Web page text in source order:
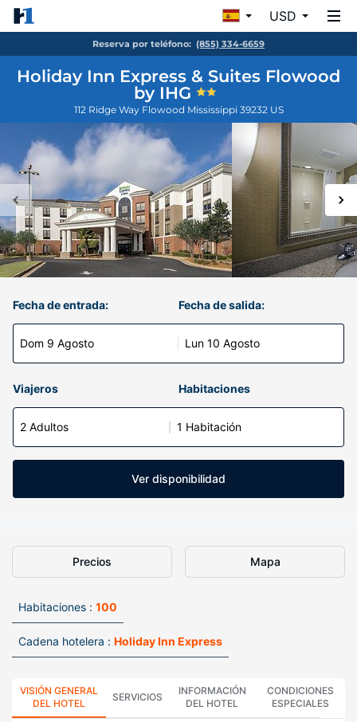
USD
Reserva por teléfono: (855) 334-6659
Holiday Inn Express & Suites Flowood
by IHG
112 Ridge Way Flowood Mississippi 39232 US
Fecha de entrada:
Dom 9 Agosto
Fecha de salida:
Lun 10 Agosto
Viajeros Habitaciones
2 Adultos 1 Habitación
Ver disponibilidad
Precios Mapa
Habitaciones : 100
Cadena hotelera : Holiday Inn Express
VISIÓN GENERAL
DEL HOTEL
SERVICIOS
INFORMACIÓN
DEL HOTEL
CONDICIONES
ESPECIALES